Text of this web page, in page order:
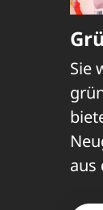
Sie
aus